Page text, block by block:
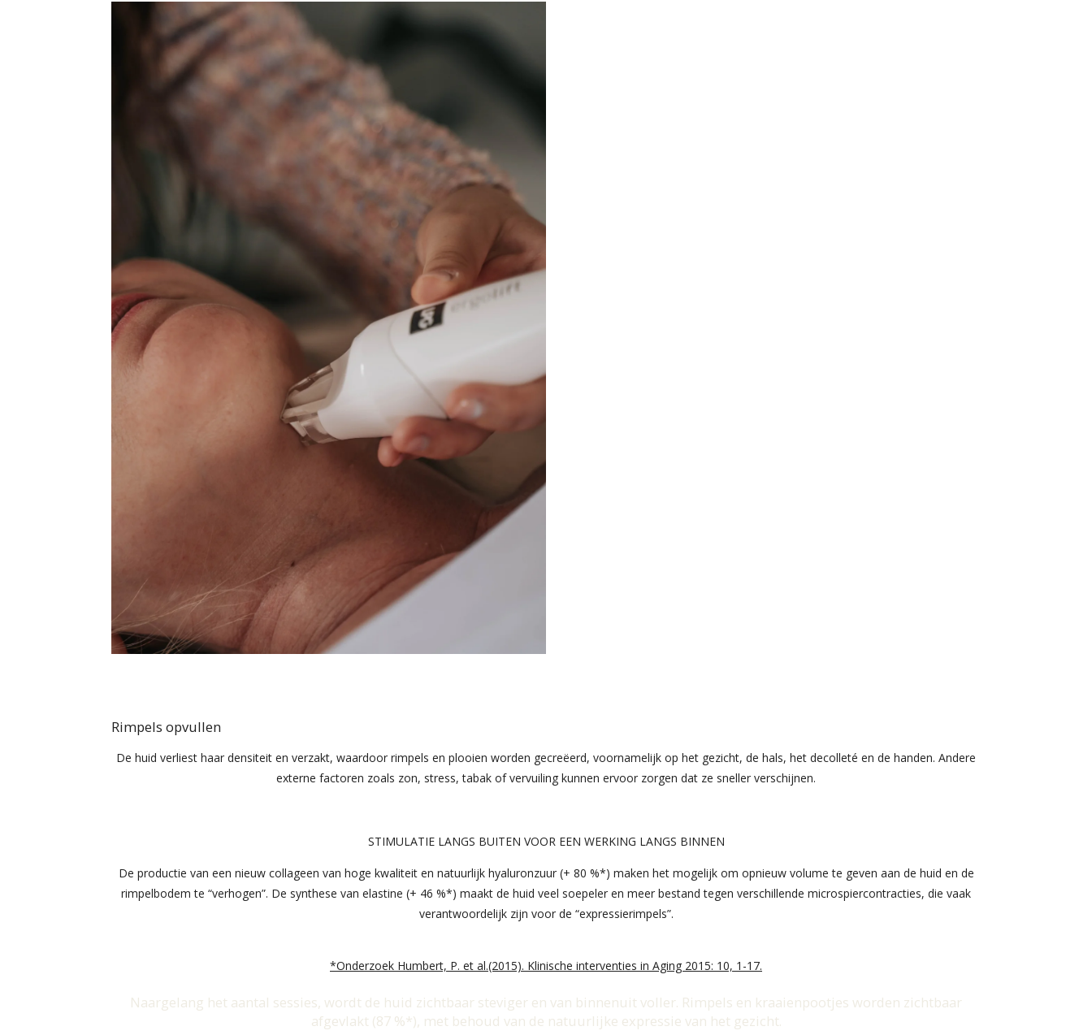
Rimpels opvullen
De huid verliest haar densiteit en verzakt, waardoor rimpels en plooien worden gecreëerd, voornamelijk op het gezicht, de hals, het decolleté en de handen. Andere
externe factoren zoals zon, stress, tabak of vervuiling kunnen ervoor zorgen dat ze sneller verschijnen.
STIMULATIE LANGS BUITEN VOOR EEN WERKING LANGS BINNEN
De productie van een nieuw collageen van hoge kwaliteit en natuurlijk hyaluronzuur (+ 80 %*) maken het mogelijk om opnieuw volume te geven aan de huid en de
rimpelbodem te “verhogen”. De synthese van elastine (+ 46 %*) maakt de huid veel soepeler en meer bestand tegen verschillende microspiercontracties, die vaak
verantwoordelijk zijn voor de “expressierimpels”.
*Onderzoek Humbert, P. et al.(2015). Klinische interventies in Aging 2015: 10, 1-17.
Naargelang het aantal sessies, wordt de huid zichtbaar steviger en van binnenuit voller. Rimpels en kraaienpootjes worden zichtbaar
afgevlakt (87 %*), met behoud van de natuurlijke expressie van het gezicht.